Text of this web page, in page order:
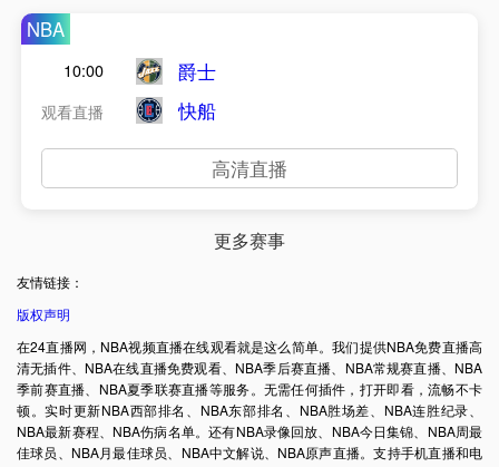
NBA
10:00
观看直播
爵士
快船
高清直播
更多赛事
友情链接：
版权声明
在24直播网，NBA视频直播在线观看就是这么简单。我们提供NBA免费直播高
清无插件、NBA在线直播免费观看、NBA季后赛直播、NBA常规赛直播、NBA
季前赛直播、NBA夏季联赛直播等服务。无需任何插件，打开即看，流畅不卡
顿。实时更新NBA西部排名、NBA东部排名、NBA胜场差、NBA连胜纪录、
NBA最新赛程、NBA伤病名单。还有NBA录像回放、NBA今日集锦、NBA周最
佳球员、NBA月最佳球员、NBA中文解说、NBA原声直播。支持手机直播和电